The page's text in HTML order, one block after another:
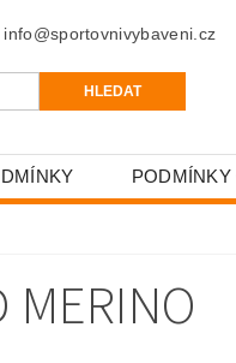
info@sportovnivybaveni.cz
MERINO